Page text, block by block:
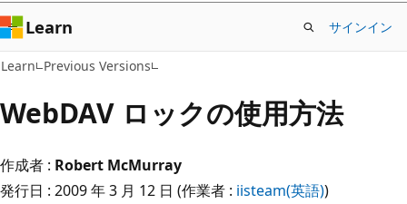
ッ
プ
Learn サインイン
Learn Previous Versions
WebDAV ロックの使用方法
作成者 : Robert McMurray
発行日 : 2009 年 3 月 12 日 (作業者 : iisteam(英語))